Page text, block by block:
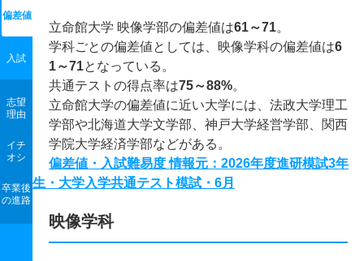
偏差値
入試
志望
理由
イチ
オシ
卒業後
の進路
立命館大学 映像学部の偏差値は61～71。
学科ごとの偏差値としては、映像学科の偏差値は6
1～71となっている。
共通テストの得点率は75～88%。
立命館大学の偏差値に近い大学には、法政大学理工
学部や北海道大学文学部、神戸大学経営学部、関西
学院大学経済学部などがある。
偏差値・入試難易度 情報元：2026年度進研模試3年
生・大学入学共通テスト模試・6月
映像学科